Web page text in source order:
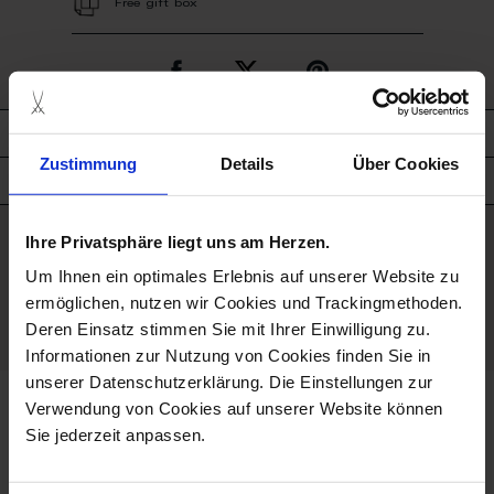
Zustimmung Details Über Cookies
Ihre Privatsphäre liegt uns am Herzen.
Um Ihnen ein optimales Erlebnis auf unserer Website zu
ermöglichen, nutzen wir Cookies und Trackingmethoden.
Deren Einsatz stimmen Sie mit Ihrer Einwilligung zu.
Informationen zur Nutzung von Cookies finden Sie in
unserer Datenschutzerklärung. Die Einstellungen zur
Verwendung von Cookies auf unserer Website können
Sie jederzeit anpassen.
Free gift box
description
good to know
Porcelain - Handmade in
Germany
we think you’ll like these